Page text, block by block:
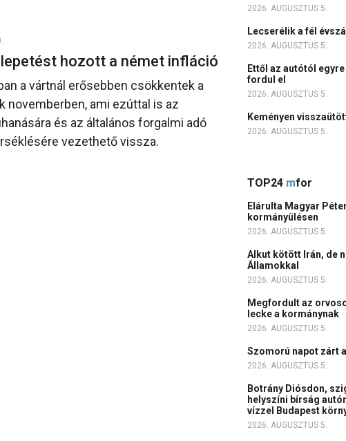
hozott a német infláció
a vártnál erősebben csökkentek a
novemberben, ami ezúttal is az
és az általános forgalmi adó
vezethető vissza.
2026. AUGUSZTUS 5.
Lecserélik a fél
2026. AUGUSZTUS 5.
Ettől az autótól
fordul el
2026. AUGUSZTUS 5.
Keményen
2026. AUGUSZTUS 5.
TOP24 mfor
Elárulta Magyar
kormányülésen
2026. AUGUSZTUS 5.
Alkut kötött Irán, de
Államokkal
2026. AUGUSZTUS 5.
Megfordult az
lecke a kormánynak
2026. AUGUSZTUS 5.
Szomorú napot zárt
2026. AUGUSZTUS 5.
Botrány Diósdon,
helyszíni bírság
vízzel Budapest
2026. AUGUSZTUS 5.